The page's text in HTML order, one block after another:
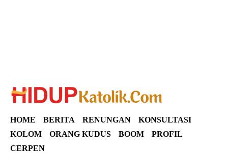
HOME BERITA RENUNGAN
KONSULTASI
KOLOM
ORANG KUDUS BOOM
PROFIL
CERPEN